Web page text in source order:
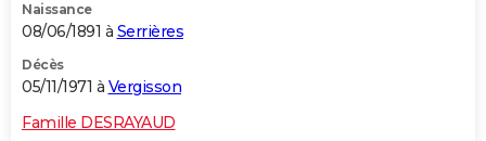
Naissance
08/06/1891 à Serrières
Décès
05/11/1971 à Vergisson
Famille DESRAYAUD